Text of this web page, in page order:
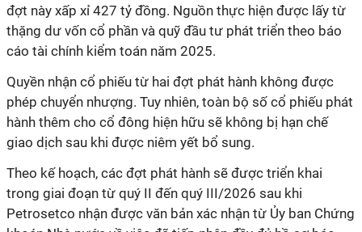
đợt này xấp xỉ 427 tỷ đồng. Nguồn thực hiện được lấy từ
thặng dư vốn cổ phần và quỹ đầu tư phát triển theo báo
cáo tài chính kiểm toán năm 2025.
Quyền nhận cổ phiếu từ hai đợt phát hành không được
phép chuyển nhượng. Tuy nhiên, toàn bộ số cổ phiếu phát
hành thêm cho cổ đông hiện hữu sẽ không bị hạn chế
giao dịch sau khi được niêm yết bổ sung.
Theo kế hoạch, các đợt phát hành sẽ được triển khai
trong giai đoạn từ quý II đến quý III/2026 sau khi
Petrosetco nhận được văn bản xác nhận từ Ủy ban Chứng